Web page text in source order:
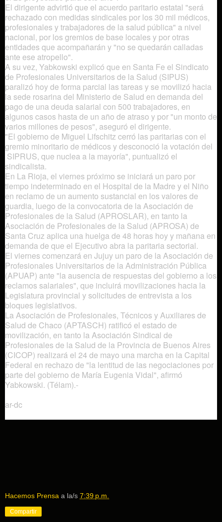
El dirigente advirtió que el acuerdo paritario estatal "será
rechazado con medidas sindicales por los 30 mil médicos,
profesionales y trabajadores de la salud pública" a nivel
nacional, por los gremios de base locales y por otras
entidades que acompañarán y "no se quedarán calladas
ante ese atropello".
A su vez, Yabkowski explicó que en Santa Fe el Sindicato
de Profesionales Universitarios de la Salud (SIPUS)
paralizó hoy de forma parcial las tareas y se movilizó hacia
la sede rosarina del Ministerio de Salud en demanda del
pago de una deuda salarial con 500 trabajadores, en
algunos casos hasta de un año de atraso y por "un monto de
varios millones de pesos", aseguró el dirigente.
"El gobierno de Miguel Lifschitz cerró las paritarias con el
gremio minoritario de médicos y desconoció la votación del
SIPRUS, que nuclea a la mayoría", puntualizó el
sindicalista.
En La Rioja, el viernes próximo se iniciará un paro por
tiempo indeterminado en el Hospital de la Madre y el Niño
en reclamo de un aumento sustancial en los valores de
guardia, luego de la convocatoria de la Asociación de
Profesionales de la Salud (APROSLAR), en tanto la
Asociación de Profesionales de la Salud (APROSA) de
Santa Cruz aplica una huelga de 48 horas hoy y mañana en
demanda de que el Ejecutivo abra la paritaria sectorial.
El viernes comenzará en Jujuy un paro de la Asociación de
Profesionales Universitarios de la Administración Pública
(APUAP) ante "la ausencia de respuestas del gobierno a los
reclamos salariales", que incluirá movilizaciones hacia la
Legislatura provincial y solicitudes de entrevista a los
bloques legislativos.
La Asociación de Profesionales, Técnicos y Auxiliares de
Salud de Chaco (APTASCH) ratificó el estado de
movilización, en tanto la Asociación Sindical de
Profesionales de la Salud de la Provincia de Buenos Aires
(CICOP) realizará el 24 de mayo una marcha en la Capital
Federal en rechazo de "la lentitud de las negociaciones por
parte del gobierno de Marí­a Eugenia Vidal", afirmó
Yabkowski. (Télam).-
ar-dc
Hacemos Prensa a la/s 7:39 p.m.
Compartir